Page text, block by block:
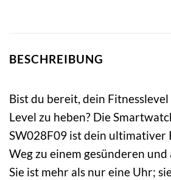
BESCHREIBUNG
Bist du bereit, dein
Level zu heben? Die
SW028F09 ist dein ultimativer
Weg zu einem gesünderen und
Sie ist mehr als nur eine Uhr;